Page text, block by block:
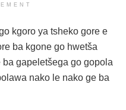
kgoro ya tsheko gore e
ba kgone go hwetša
gapeletšega go gopola
nako le nako ge ba